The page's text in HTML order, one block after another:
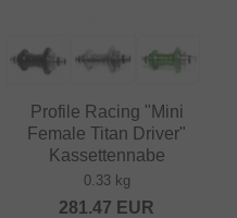
Profile Racing "Mini
Female Titan Driver"
Kassettennabe
0.33 kg
281.47 EUR